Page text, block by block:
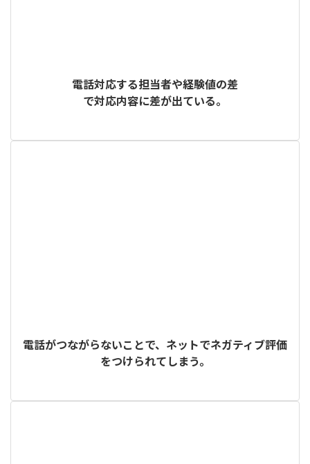
電話対応する担当者や経験値の差
で対応内容に差が出ている。
電話がつながらないことで、ネットでネガティブ評価
をつけられてしまう。